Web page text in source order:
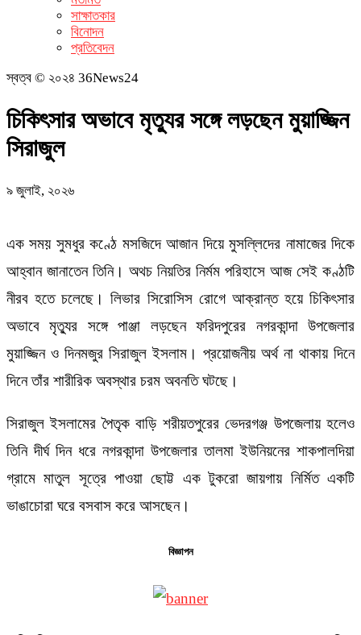
সাক্ষাতকার
বিনোদন
প্রতিবেদন
স্বত্ব © ২০২৪ 36News24
চিকিৎসার অভাবে মৃত্যুর সঙ্গে লড়ছেন মুয়াজ্জিন
সিরাজুল
৯ জুলাই, ২০২৬
এক সময় সুমধুর কণ্ঠে মসজিদে আজান দিয়ে মুসল্লিদের নামাজের দিকে
আহ্বান জানাতেন তিনি। অথচ নিয়তির নির্মম পরিহাসে আজ সেই কণ্ঠটি
নীরব হতে চলেছে। লিভার সিরোসিস রোগে আক্রান্ত হয়ে চিকিৎসার
অভাবে মৃত্যুর সঙ্গে পাঞ্জা লড়ছেন ফরিদপুরের নগরকান্দা উপজেলার
মুয়াজ্জিন ও দিনমজুর সিরাজুল ইসলাম। প্রয়োজনীয় অর্থ না থাকায় দিনে
দিনে তাঁর শারীরিক অবস্থার চরম অবনতি ঘটছে।
সিরাজুল ইসলামের পৈতৃক বাড়ি শরীয়তপুরের ভেদরগঞ্জ উপজেলায় হলেও
তিনি দীর্ঘ দিন ধরে নগরকান্দা উপজেলার তালমা ইউনিয়নের শাকপালদিয়া
গ্রামে মাতুল সূত্রে পাওয়া ছোট্ট এক টুকরো জায়গায় নির্মিত একটি
ভাঙাচোরা ঘরে বসবাস করে আসছেন।
বিজ্ঞাপন